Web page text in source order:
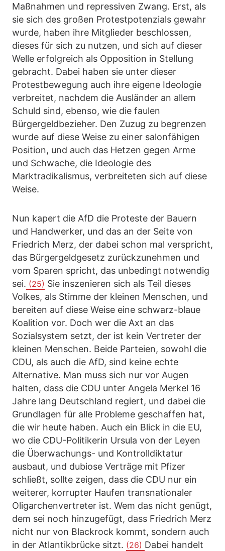
Maßnahmen und repressiven Zwang. Erst, als
sie sich des großen Protestpotenzials gewahr
wurde, haben ihre Mitglieder beschlossen,
dieses für sich zu nutzen, und sich auf dieser
Welle erfolgreich als Opposition in Stellung
gebracht. Dabei haben sie unter dieser
Protestbewegung auch ihre eigene Ideologie
verbreitet, nachdem die Ausländer an allem
Schuld sind, ebenso, wie die faulen
Bürgergeldbezieher. Den Zuzug zu begrenzen
wurde auf diese Weise zu einer salonfähigen
Position, und auch das Hetzen gegen Arme
und Schwache, die Ideologie des
Marktradikalismus, verbreiteten sich auf diese
Weise.
Nun kapert die AfD die Proteste der Bauern
und Handwerker, und das an der Seite von
Friedrich Merz, der dabei schon mal verspricht,
das Bürgergeldgesetz zurückzunehmen und
vom Sparen spricht, das unbedingt notwendig
sei. (25) Sie inszenieren sich als Teil dieses
Volkes, als Stimme der kleinen Menschen, und
bereiten auf diese Weise eine schwarz-blaue
Koalition vor. Doch wer die Axt an das
Sozialsystem setzt, der ist kein Vertreter der
kleinen Menschen. Beide Parteien, sowohl die
CDU, als auch die AfD, sind keine echte
Alternative. Man muss sich nur vor Augen
halten, dass die CDU unter Angela Merkel 16
Jahre lang Deutschland regiert, und dabei die
Grundlagen für alle Probleme geschaffen hat,
die wir heute haben. Auch ein Blick in die EU,
wo die CDU-Politikerin Ursula von der Leyen
die Überwachungs- und Kontrolldiktatur
ausbaut, und dubiose Verträge mit Pfizer
schließt, sollte zeigen, dass die CDU nur ein
weiterer, korrupter Haufen transnationaler
Oligarchenvertreter ist. Wem das nicht genügt,
dem sei noch hinzugefügt, dass Friedrich Merz
nicht nur von Blackrock kommt, sondern auch
in der Atlantikbrücke sitzt. (26) Dabei handelt